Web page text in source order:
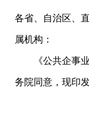
各省、自治区、
属机构：
《公共企事业
务院同意，现印